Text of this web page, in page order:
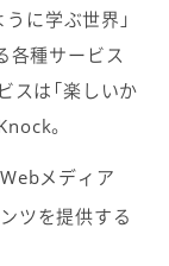
に学ぶ世界」
各種サービス
スは「楽しいか
。
メディア
ツを提供する